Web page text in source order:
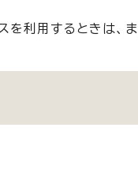
を利用するときは、